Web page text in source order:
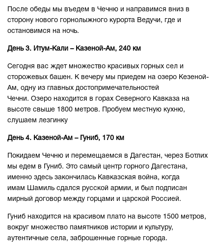
После обеды мы въедем в Чечню и направимся вниз в
сторону нового горнолыжного курорта Ведучи, где и
остановимся на ночь.
День 3. Итум-Кали – Казеной-Ам, 240 км
Сегодня вас ждет множество красивых горных сел и
сторожевых башен. К вечеру мы приедем на озеро Кезеной-
Ам, одну из главных достопримечательностей
Чечни. Озеро находится в горах Северного Кавказа на
высоте свыше 1800 метров. Пробуем местную кухню,
слушаем лезгинку
День 4. Казеной-Ам – Гуниб, 170 км
Покидаем Чечню и перемещаемся в Дагестан, через Ботлих
мы едем в Гуниб. Это самый центр горного Дагестана,
именно здесь закончилась Кавказская война, когда
имам Шамиль сдался русской армии, и был подписан
мирный договор между горцами и царской Россией.
Гуниб находится на красивом плато на высоте 1500 метров,
вокруг множество памятников истории и культуру,
аутентичные села, заброшенные горные города.